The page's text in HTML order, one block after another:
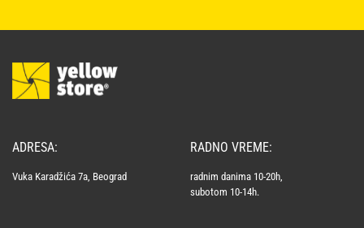
ADRESA:
Vuka Karadžića 7a, Beograd
RADNO VREME:
radnim danima 10-20h,
subotom 10-14h.